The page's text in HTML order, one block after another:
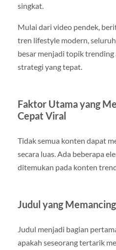
singkat.
Mulai dari video pendek,
tren lifestyle modern,
besar menjadi topik trending
strategi yang tepat.
Faktor Utama yang
Cepat Viral
Tidak semua konten dapat
secara luas. Ada beberapa
ditemukan pada konten
Judul yang
Judul menjadi bagian
apakah seseorang tertarik